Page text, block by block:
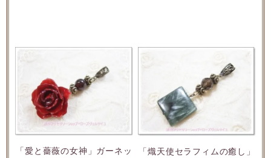
「愛と薔薇の女神」ガーネッ
「熾天使セラフィムの癒し」